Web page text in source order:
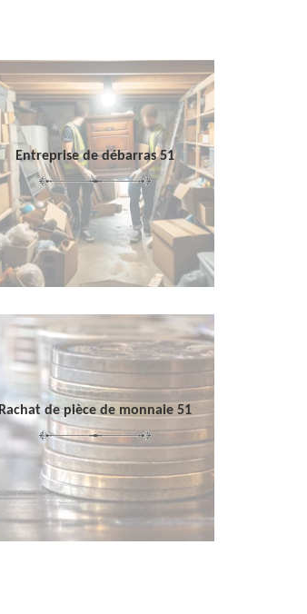
Entreprise de débarras 51
Rachat de pièce de monnaie 51